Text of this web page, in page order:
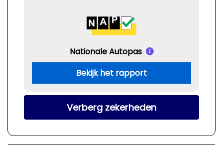
Nationale Autopas
Bekijk het rapport
Verberg zekerheden